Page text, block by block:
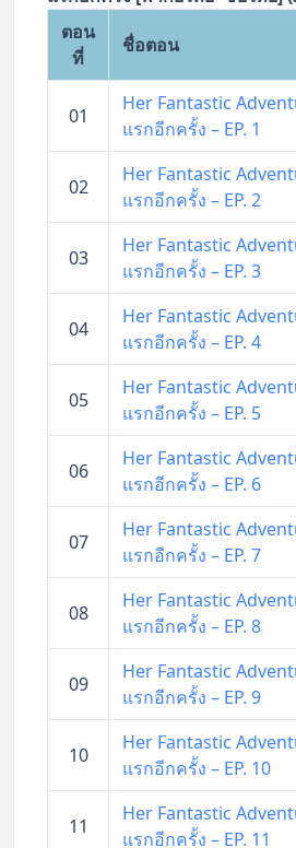
ตอน
ที่
ชื่อตอน
01
Her Fantastic
แรกอีกครั้ง – EP. 1
02
Her Fantastic
แรกอีกครั้ง – EP. 2
03
Her Fantastic
แรกอีกครั้ง – EP. 3
04
Her Fantastic
แรกอีกครั้ง – EP. 4
05
Her Fantastic
แรกอีกครั้ง – EP. 5
06
Her Fantastic
แรกอีกครั้ง – EP. 6
07
Her Fantastic
แรกอีกครั้ง – EP. 7
08
Her Fantastic
แรกอีกครั้ง – EP. 8
09
Her Fantastic
แรกอีกครั้ง – EP. 9
10
Her Fantastic
แรกอีกครั้ง – EP. 10
11
Her Fantastic
แรกอีกครั้ง – EP. 11